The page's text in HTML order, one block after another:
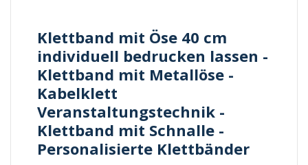
Klettband mit Öse 40 cm
individuell bedrucken lassen -
Klettband mit Metallöse -
Kabelklett
Veranstaltungstechnik -
Klettband mit Schnalle -
Personalisierte Klettbänder